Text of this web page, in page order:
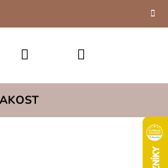
PřihlášeníNákupní